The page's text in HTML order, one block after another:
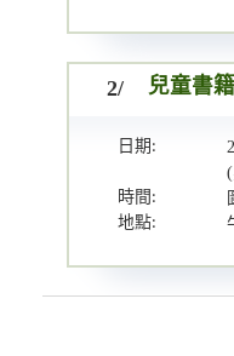
2/ 兒童書
日期:
時間:
地點: